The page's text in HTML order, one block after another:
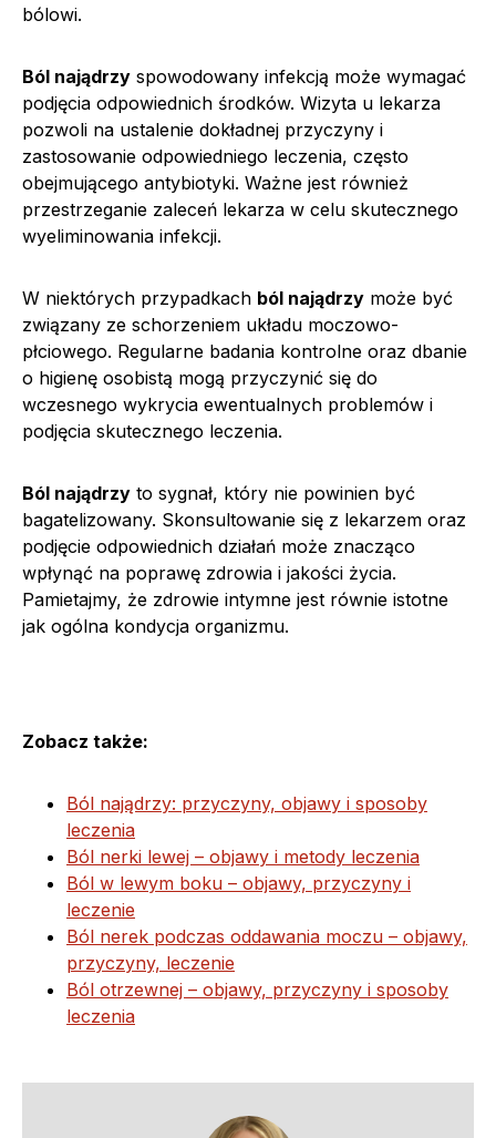
bólowi.
Ból najądrzy spowodowany infekcją może wymagać
podjęcia odpowiednich środków. Wizyta u lekarza
pozwoli na ustalenie dokładnej przyczyny i
zastosowanie odpowiedniego leczenia, często
obejmującego antybiotyki. Ważne jest również
przestrzeganie zaleceń lekarza w celu skutecznego
wyeliminowania infekcji.
W niektórych przypadkach ból najądrzy może być
związany ze schorzeniem układu moczowo-
płciowego. Regularne badania kontrolne oraz dbanie
o higienę osobistą mogą przyczynić się do
wczesnego wykrycia ewentualnych problemów i
podjęcia skutecznego leczenia.
Ból najądrzy to sygnał, który nie powinien być
bagatelizowany. Skonsultowanie się z lekarzem oraz
podjęcie odpowiednich działań może znacząco
wpłynąć na poprawę zdrowia i jakości życia.
Pamietajmy, że zdrowie intymne jest równie istotne
jak ogólna kondycja organizmu.
Zobacz także:
Ból najądrzy: przyczyny, objawy i sposoby
leczenia
Ból nerki lewej – objawy i metody leczenia
Ból w lewym boku – objawy, przyczyny i
leczenie
Ból nerek podczas oddawania moczu – objawy,
przyczyny, leczenie
Ból otrzewnej – objawy, przyczyny i sposoby
leczenia